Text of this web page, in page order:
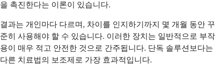
을 촉진한다는 이론이 있습니다.
결과는 개인마다 다르며, 차이를 인지하기까지 몇 개월 동안 꾸
준히 사용해야 할 수 있습니다. 이러한 장치는 일반적으로 부작
용이 매우 적고 안전한 것으로 간주됩니다. 단독 솔루션보다는
다른 치료법의 보조제로 가장 효과적입니다.